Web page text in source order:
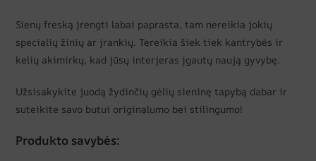
Sienų freską įrengti labai paprasta, tam nereikia jokių
specialių žinių ar įrankių. Tereikia šiek tiek kantrybės ir
kelių akimirkų, kad jūsų interjeras įgautų naują gyvybę.
Užsisakykite juodą žydinčių gėlių sieninę tapybą dabar ir
suteikite savo butui originalumo bei stilingumo!
Produkto savybės: